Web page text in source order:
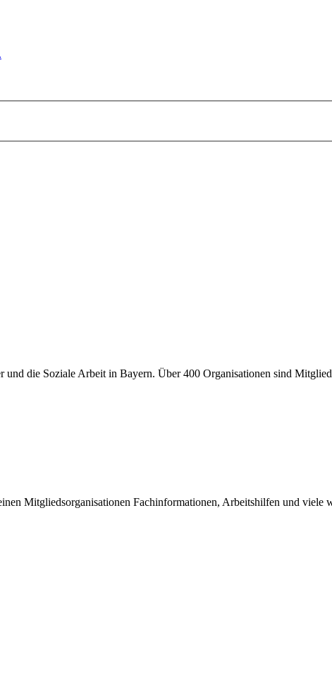
und die Soziale Arbeit in Bayern. Über 400 Organisationen sind
Mitgliedsorganisationen Fachinformationen, Arbeitshilfen und viele